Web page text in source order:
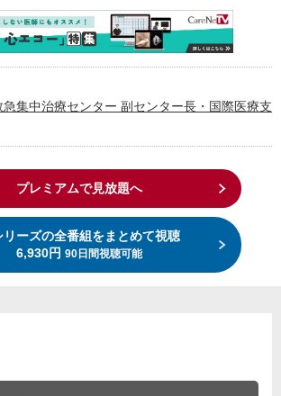
集中治療センター 副センター長・国際医療支
プレミアムで見放題へ
リーズの全番組をまとめて視聴
6,930円 90日間視聴可能